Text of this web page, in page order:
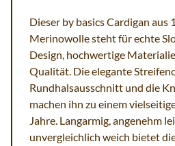
Dieser by basics Cardigan aus
Merinowolle steht für echte
Design, hochwertige
Qualität. Die elegante
Rundhalsausschnitt und die
machen ihn zu einem
Jahre. Langarmig, angenehm
unvergleichlich weich bietet